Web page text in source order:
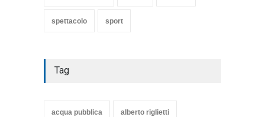
spettacolo sport
Tag
acqua pubblica alberto riglietti